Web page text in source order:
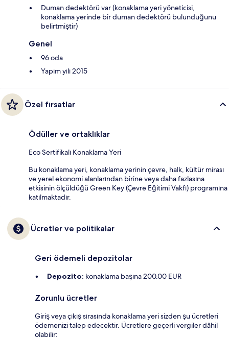
Duman dedektörü var (konaklama yeri yöneticisi,
konaklama yerinde bir duman dedektörü bulunduğunu
belirtmiştir)
Genel
96 oda
Yapım yılı 2015
Özel fırsatlar
Ödüller ve ortaklıklar
Eco Sertifikalı Konaklama Yeri
Bu konaklama yeri, konaklama yerinin çevre, halk, kültür mirası
ve yerel ekonomi alanlarından birine veya daha fazlasına
etkisinin ölçüldüğü Green Key (Çevre Eğitimi Vakfı) programına
katılmaktadır.
Ücretler ve politikalar
Geri ödemeli depozitolar
Depozito: konaklama başına 200.00 EUR
Zorunlu ücretler
Giriş veya çıkış sırasında konaklama yeri sizden şu ücretleri
ödemenizi talep edecektir. Ücretlere geçerli vergiler dâhil
olabilir: